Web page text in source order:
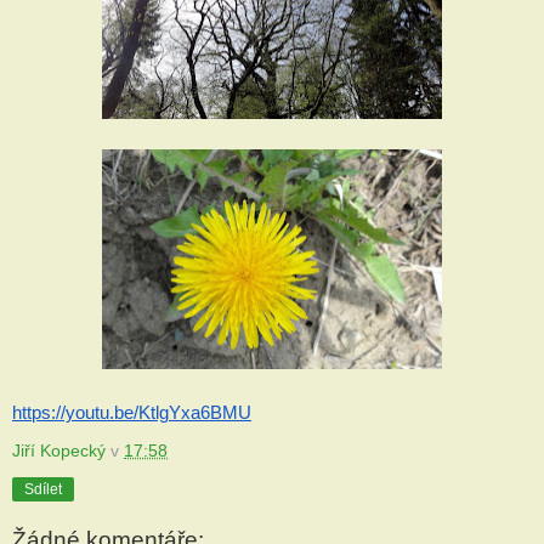
https://youtu.be/KtlgYxa6BMU
Jiří Kopecký v 17:58
Sdílet